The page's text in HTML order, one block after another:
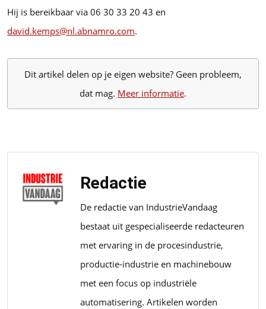
Hij is bereikbaar via 06 30 33 20 43 en
david.kemps@nl.abnamro.com.
Dit artikel delen op je eigen website? Geen probleem,
dat mag. Meer informatie.
Redactie
De redactie van IndustrieVandaag
bestaat uit gespecialiseerde redacteuren
met ervaring in de procesindustrie,
productie-industrie en machinebouw
met een focus op industriële
automatisering. Artikelen worden